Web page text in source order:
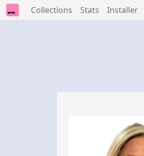
Collections Stats Installer